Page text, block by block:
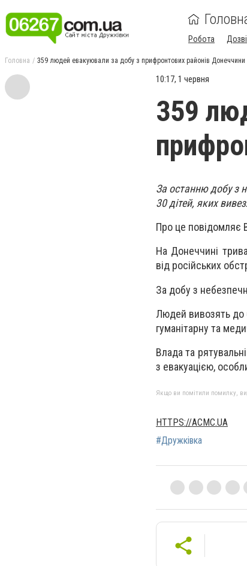
Робота
Головна 359 людей евакуювали за добу з прифронтових районів Донеччини
10:17, 1 червня
359
За останню добу з
30 дітей, яких
Про це повідомляє
На Донеччині
від російських
За добу з
Людей вивозять до
гуманітарну та
Влада та
з евакуацією,
Якщо ви помітили помилку,
HTTPS://ACMC.UA
#Дружківка